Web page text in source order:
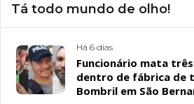
Tá todo mundo de olho!
Há 6 dias
Funcionário mata
dentro de fábrica de
Bombril em São